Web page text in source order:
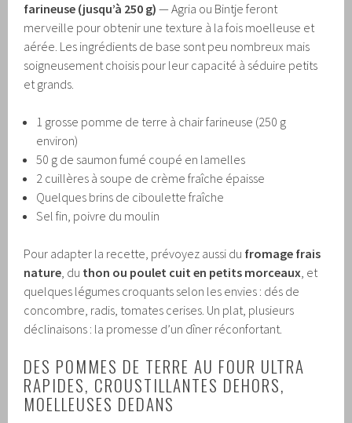
farineuse (jusqu’à 250 g) — Agria ou Bintje feront
merveille pour obtenir une texture à la fois moelleuse et
aérée. Les ingrédients de base sont peu nombreux mais
soigneusement choisis pour leur capacité à séduire petits
et grands.
1 grosse pomme de terre à chair farineuse (250 g
environ)
50 g de saumon fumé coupé en lamelles
2 cuillères à soupe de crème fraîche épaisse
Quelques brins de ciboulette fraîche
Sel fin, poivre du moulin
Pour adapter la recette, prévoyez aussi du fromage frais
nature, du thon ou poulet cuit en petits morceaux, et
quelques légumes croquants selon les envies : dés de
concombre, radis, tomates cerises. Un plat, plusieurs
déclinaisons : la promesse d’un dîner réconfortant.
DES POMMES DE TERRE AU FOUR ULTRA
RAPIDES, CROUSTILLANTES DEHORS,
MOELLEUSES DEDANS